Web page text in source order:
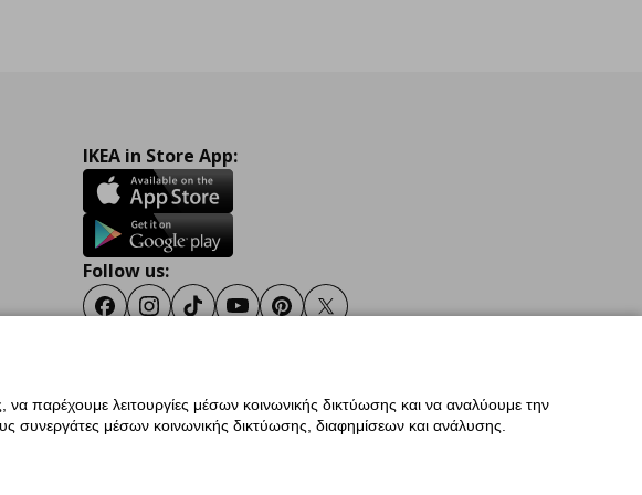
IKEA in Store App:
Follow us:
FacebookInstagram
TikTokYoutubePinterestTwitter
cookiesΌροι ΧρήσηςΓενική Πολιτική Προσωπικών Δεδομένων
παρέχουμε λειτουργίες μέσων κοινωνικής δικτύωσης και να αναλύουμε την
μέσων κοινωνικής δικτύωσης, διαφημίσεων και ανάλυσης.